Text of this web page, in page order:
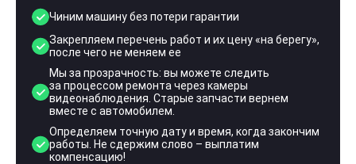
Чиним машину без потери гарантии
Закрепляем перечень работ и их цену «на берегу»,
после чего не меняем ее
Мы за прозрачность: вы можете следить
за процессом ремонта через камеры
видеонаблюдения. Старые запчасти вернем
вместе с автомобилем.
Определяем точную дату и время, когда закончим
работы. Не сдержим слово – выплатим
компенсацию!